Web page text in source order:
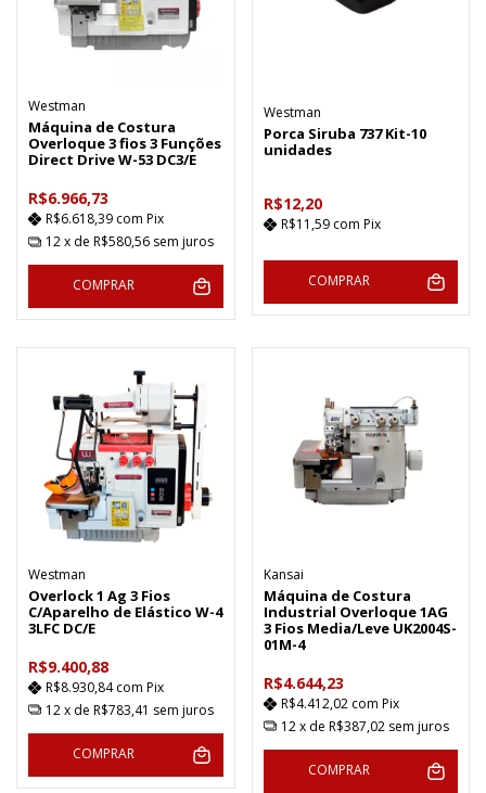
Westman
Máquina de Costura
Overloque 3 fios 3 Funções
Direct Drive W-53 DC3/E
R$6.966,73
R$6.618,39 com Pix
12x de R$580,56 sem juros
COMPRAR
Westman
Porca Siruba 737 Kit-10
unidades
R$12,20
R$11,59 com Pix
COMPRAR
Westman
Overlock 1 Ag 3 Fios
C/Aparelho de Elástico W-4
3LFC DC/E
R$9.400,88
R$8.930,84com Pix
12x de R$783,41 sem juros
COMPRAR
Kansai
Máquina de Costura
Industrial Overloque 1AG
3 Fios Media/Leve UK2004S-
01M-4
R$4.644,23
R$4.412,02 com Pix
12 x de R$387,02 sem juros
COMPRAR